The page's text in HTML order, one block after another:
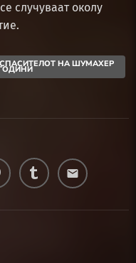
случуваат околу
НА ШУМАХЕР
email